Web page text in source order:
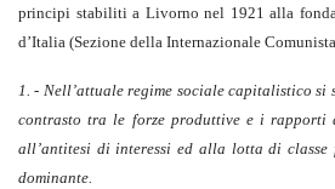
principi stabiliti a Livorno nel 1921 alla
d’Italia (Sezione della Internazionale
1. - Nell’attuale regime sociale capitalistico si
contrasto tra le forze produttive e i rapporti
all’antitesi di interessi ed alla lotta di
dominante.